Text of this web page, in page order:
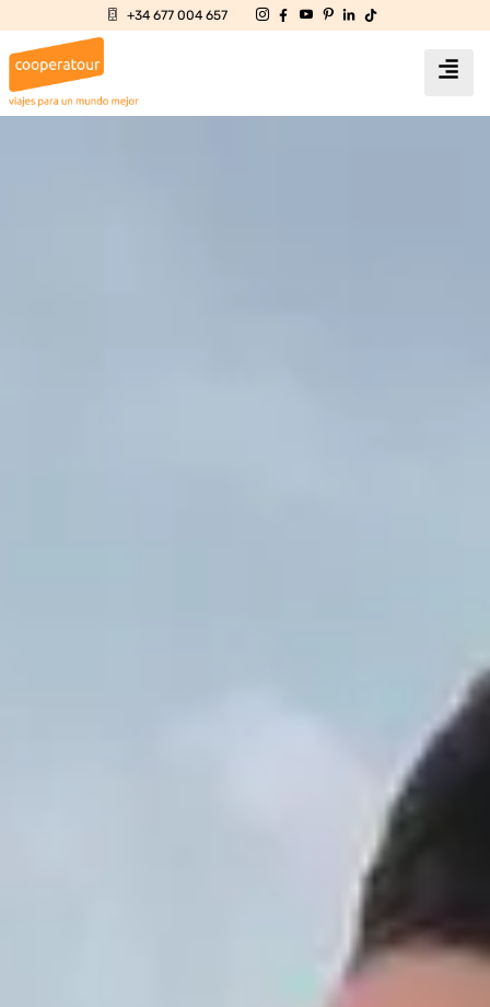
+34 677 004 657